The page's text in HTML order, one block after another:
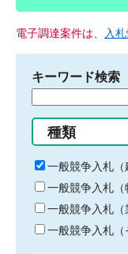
電子調達案件は、 入
キーワード検索
る
キ
ー
ワ
ー
ド
種類
一般競争入札（
一般競争入札（
一般競争入札（
一般競争入札（